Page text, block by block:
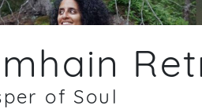
of Soul